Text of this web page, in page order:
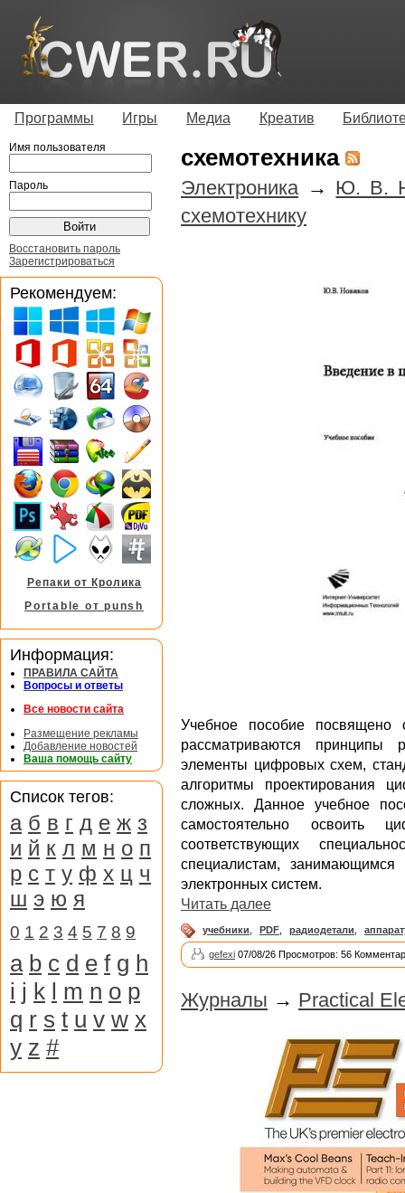
Программы Игры Медиа Креатив
схемотехника
Электроника → Ю. В.
схемотехнику
Учебное пособие
рассматриваются принципы
элементы цифровых схем,
алгоритмы проектирования
сложных. Данное учебное
самостоятельно освоить
соответствующих
специалистам,
электронных систем.
Читать далее
учебники PDF радиодетали
gefexi 07/08/26 Просмотров: 56
Журналы → Practical
Имя пользователя
Пароль
Восстановить пароль
Зарегистрироваться
Рекомендуем:
Репаки от Кролика
Portable от punsh
Информация:
ПРАВИЛА САЙТА
Вопросы и ответы
Все новости сайта
Размещение рекламы
Добавление новостей
Ваша помощь сайту
Список тегов:
а б в г д е ж з
и й к л м н о п
р с т у ф х ц ч
ш э ю я
0 1 2 3 4 5 7 8 9
a b c d e f g h
i j k l m n o p
q r s t u v w x
y z #